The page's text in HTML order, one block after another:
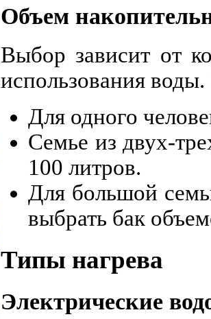
Объем
Выбор зависит от
использования
Для одного
Семье из двух-
100 литров.
Для большой
выбрать бак
Типы нагрева
Электрические